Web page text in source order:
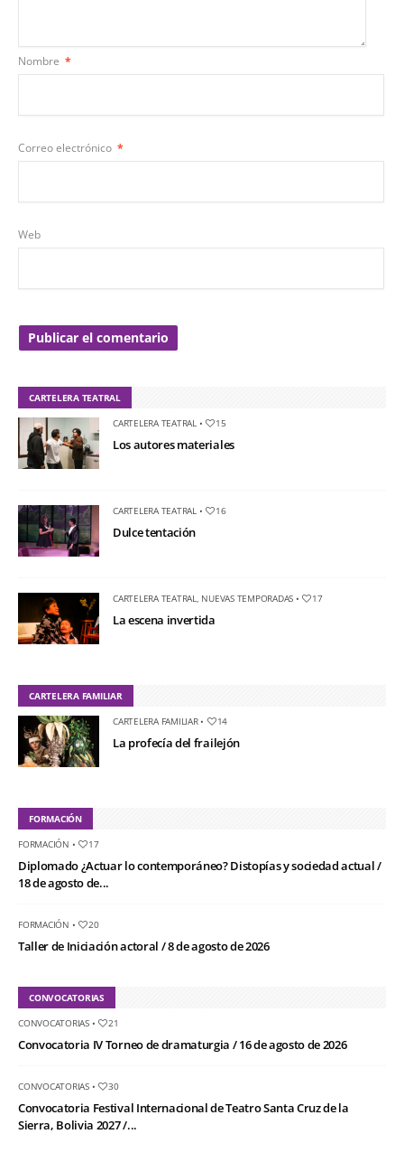
Nombre *
Correo electrónico *
Web
CARTELERA TEATRAL
CARTELERA TEATRAL• 15
Los autores materiales
CARTELERA TEATRAL• 16
Dulce tentación
CARTELERA TEATRAL, NUEVAS TEMPORADAS • 17
La escena invertida
CARTELERA FAMILIAR
CARTELERA FAMILIAR• 14
La profecía del frailejón
FORMACIÓN
FORMACIÓN • 17
Diplomado ¿Actuar lo contemporáneo? Distopías y sociedad actual /
18 de agosto de...
FORMACIÓN • 20
Taller de Iniciación actoral / 8 de agosto de 2026
CONVOCATORIAS
CONVOCATORIAS• 21
Convocatoria IV Torneo de dramaturgia / 16 de agosto de 2026
CONVOCATORIAS• 30
Convocatoria Festival Internacional de Teatro Santa Cruz de la
Sierra, Bolivia 2027 /...